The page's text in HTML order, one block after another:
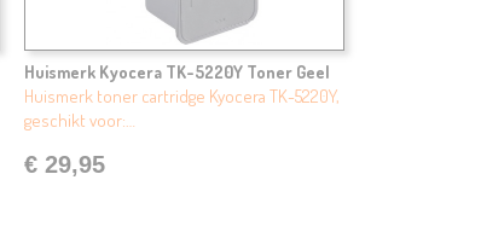
Huismerk Kyocera TK-5220Y Toner Geel
Huismerk toner cartridge Kyocera TK-5220Y,
geschikt voor:…
€ 29,95